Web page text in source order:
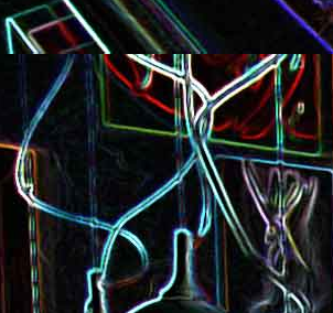
Tarte amandine